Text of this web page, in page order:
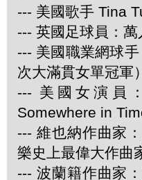
--- 美國歌手 Tina
--- 英國足球員：
--- 美國職業網球
次大滿貫女單冠軍）
--- 美國女演員
Somewhere in
--- 維也納作曲家
樂史上最偉大作曲
--- 波蘭籍作曲家